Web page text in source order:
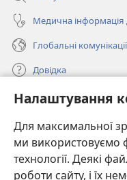
Налаштування
Для максимальної
ми використовуємо
технології. Деякі
роботи сайту, і їх
Медична інформація
Глобальні комунікації
Довідка
Пожертви
(відкривається
у
новому
вікні)
ОНЛАЙН-
(відкривається
у
новомуJW Hub ®